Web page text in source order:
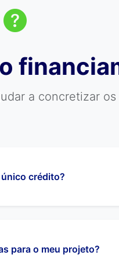
a concretizar
crédito?
para o meu projeto?